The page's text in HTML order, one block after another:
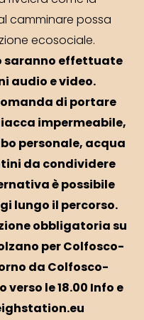
camminare possa
ecosociale.
saranno effettuate
audio e video.
di portare
impermeabile,
personale, acqua
da condividere
è possibile
lungo il percorso.
obbligatoria su
per Colfosco-
da Colfosco-
verso le 18.00Info e